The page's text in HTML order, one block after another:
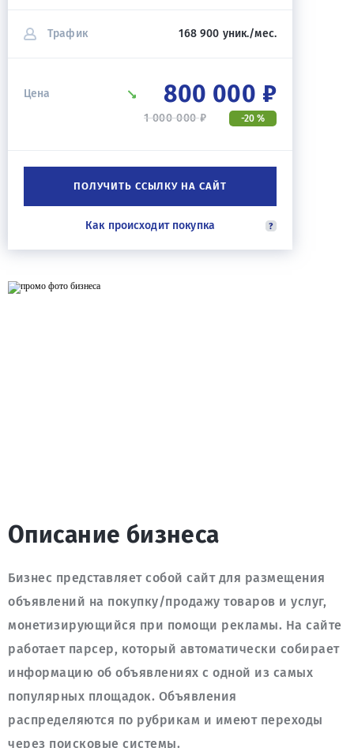
Трафик 168 900 уник./мес.
Цена 800 000 ₽
1 000 000 ₽ -20 %
ПОЛУЧИТЬ ССЫЛКУ НА САЙТ
Как происходит покупка
Описание бизнеса
Бизнес представляет собой сайт для размещения
объявлений на покупку/продажу товаров и услуг,
монетизирующийся при помощи рекламы. На сайте
работает парсер, который автоматически собирает
информацию об объявлениях с одной из самых
популярных площадок. Объявления
распределяются по рубрикам и имеют переходы